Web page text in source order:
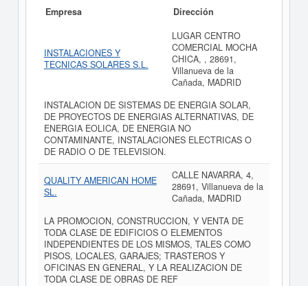
Empresa Dirección
INSTALACIONES Y
TECNICAS SOLARES S.L.
LUGAR CENTRO
COMERCIAL MOCHA
CHICA, , 28691,
Villanueva de la
Cañada, MADRID
INSTALACION DE SISTEMAS DE ENERGIA SOLAR,
DE PROYECTOS DE ENERGIAS ALTERNATIVAS, DE
ENERGIA EOLICA, DE ENERGIA NO
CONTAMINANTE, INSTALACIONES ELECTRICAS O
DE RADIO O DE TELEVISION.
QUALITY AMERICAN HOME
SL.
CALLE NAVARRA, 4,
28691, Villanueva de la
Cañada, MADRID
LA PROMOCION, CONSTRUCCION, Y VENTA DE
TODA CLASE DE EDIFICIOS O ELEMENTOS
INDEPENDIENTES DE LOS MISMOS, TALES COMO
PISOS, LOCALES, GARAJES; TRASTEROS Y
OFICINAS EN GENERAL, Y LA REALIZACION DE
TODA CLASE DE OBRAS DE REF